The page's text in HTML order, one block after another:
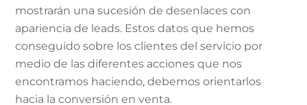
mostrarán una sucesión de desenlaces con
apariencia de leads. Estos datos que hemos
conseguido sobre los clientes del servicio por
medio de las diferentes acciones que nos
encontramos haciendo, debemos orientarlos
hacia la conversión en venta.